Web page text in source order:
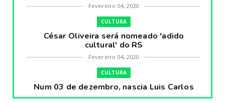
Fevereiro 04, 2020
CULTURA
César Oliveira será nomeado 'adido
cultural' do RS
Fevereiro 04, 2020
CULTURA
Num 03 de dezembro, nascia Luis Carlos
Prestes, o Cavaleiro ...